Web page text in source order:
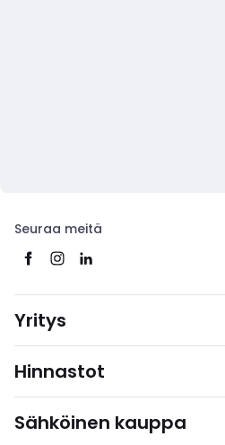
Seuraa meitä
Yritys
Hinnastot
Sähköinen kauppa